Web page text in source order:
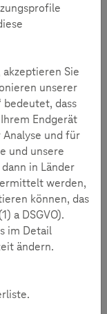
heute - und
haben wird,
deuten
von KI im
gilt es zu
Einblick, viele
Sie
unserer
bedeutet, dass
Endgerät
und für
und unsere
in Länder
werden,
können, das
a DSGVO).
im Detail
ändern.